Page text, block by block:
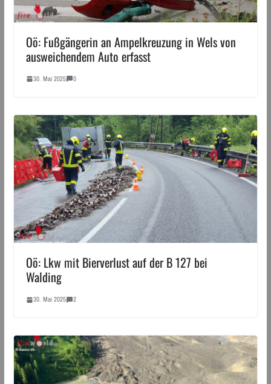
Oö: Fußgängerin an Ampelkreuzung in Wels von
ausweichendem Auto erfasst
30. Mai 2025 0
Oö: Lkw mit Bierverlust auf der B 127 bei
Walding
30. Mai 2025 2